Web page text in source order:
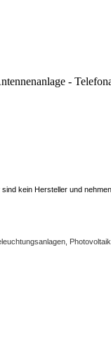
-
sind kein Hersteller und